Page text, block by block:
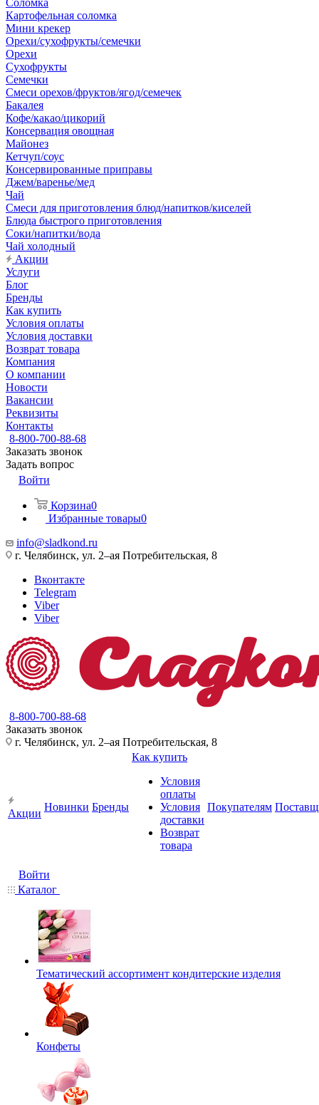
Соломка
Картофельная соломка
Мини крекер
Орехи/сухофрукты/семечки
Орехи
Сухофрукты
Семечки
Смеси орехов/фруктов/ягод/семечек
Бакалея
Кофе/какао/цикорий
Консервация овощная
Майонез
Кетчуп/соус
Консервированные приправы
Джем/варенье/мед
Чай
Смеси для приготовления блюд/напитков/киселей
Блюда быстрого приготовления
Соки/напитки/вода
Чай холодный
Акции
Услуги
Блог
Бренды
Как купить
Условия оплаты
Условия доставки
Возврат товара
Компания
О компании
Новости
Вакансии
Реквизиты
Контакты
8-800-700-88-68
Заказать звонок
Задать вопрос
Войти
Корзина0
Избранные товары0
info@sladkond.ru
г. Челябинск, ул. 2–ая Потребительская, 8
Вконтакте
Telegram
Viber
Viber
8-800-700-88-68
Заказать звонок
г. Челябинск, ул. 2–ая Потребительская, 8
Акции
Новинки Бренды
Как купить
Условия
оплаты
Условия
доставки
Возврат
товара
Покупателям
Войти
Каталог
Тематический ассортимент кондитерские изделия
Конфеты